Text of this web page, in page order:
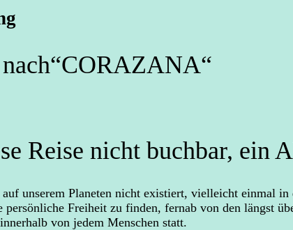
Reise nicht buchbar, ein
unserem Planeten nicht existiert, vielleicht einmal
Freiheit zu finden, fernab von den längst
von jedem Menschen statt.